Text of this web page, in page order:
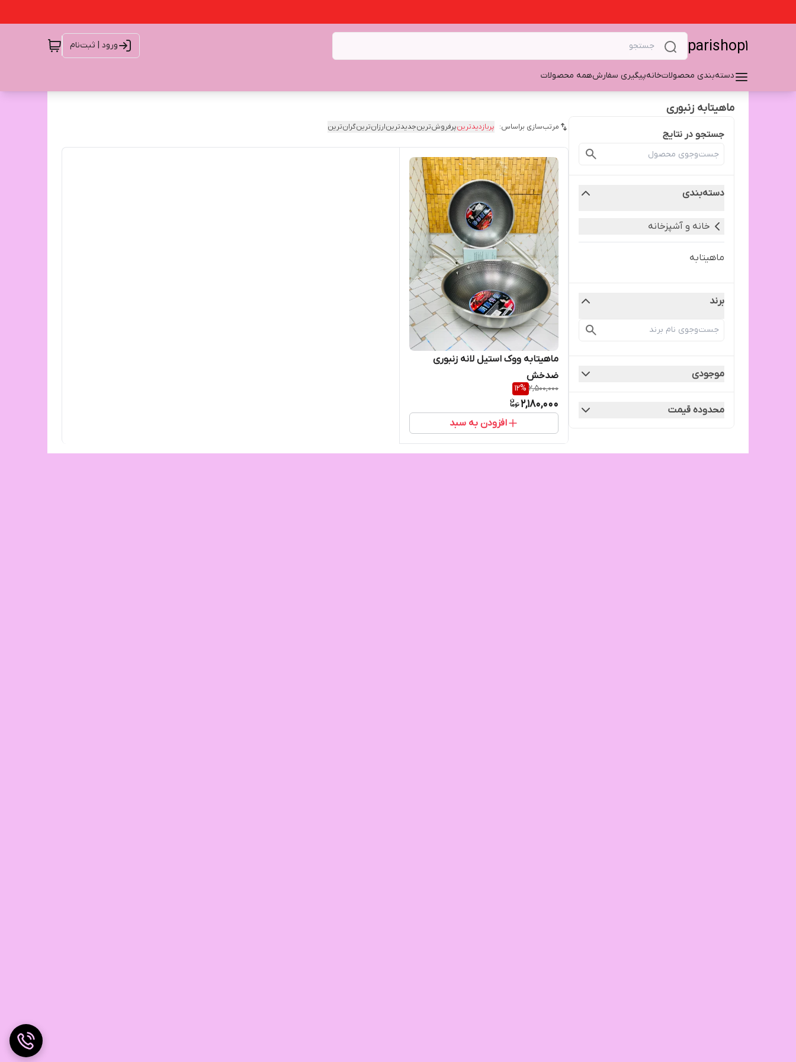
parishop1 ورود | ثبت‌نام
دسته‌بندی محصولاتخانهپیگیری سفارشهمه محصولات
ماهیتابه زنبوری
جستجو در نتایج
دسته‌بندی
خانه و آشپزخانه
ماهیتابه
برند
موجودی
محدوده قیمت
مرتب‌سازی براساس: پربازدیدترینپرفروش‌ترینجدیدترینارزان‌ترینگران‌ترین
ماهیتابه ووک استیل لانه زنبوری
ضدخش
2,500,000
12%
2,180,000
افزودن به سبد